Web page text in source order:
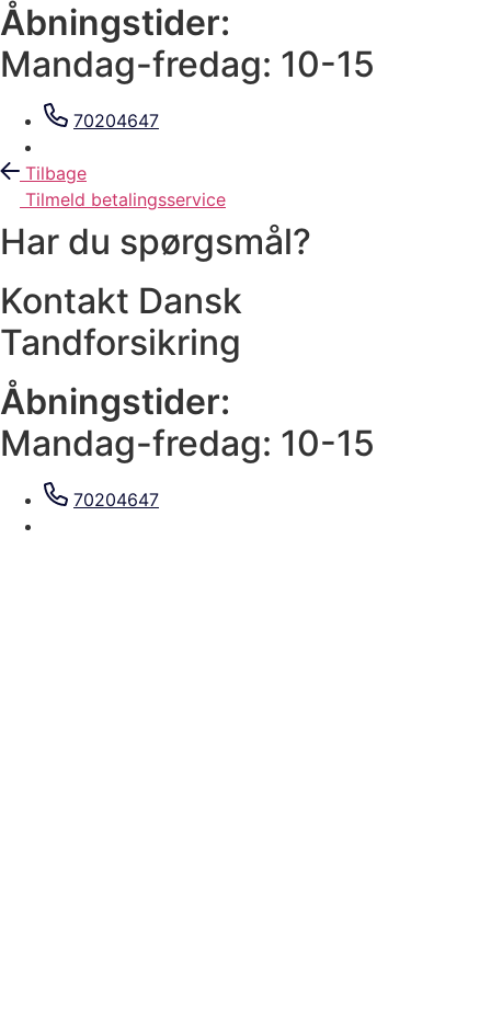
Åbningstider:
Mandag-fredag: 10-15
70204647
Tilbage
Tilmeld betalingsservice
Har du spørgsmål?
Kontakt Dansk
Tandforsikring
Åbningstider:
Mandag-fredag: 10-15
70204647